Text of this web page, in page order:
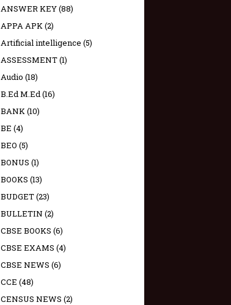
ANSWER KEY(88)
APPA APK(2)
Artificial intelligence (5)
ASSESSMENT(1)
Audio (18)
B.Ed M.Ed(16)
BANK(10)
BE (4)
BEO (5)
BONUS (1)
BOOKS (13)
BUDGET(23)
BULLETIN (2)
CBSE BOOKS (6)
CBSE EXAMS (4)
CBSE NEWS (6)
CCE (48)
CENSUS NEWS (2)